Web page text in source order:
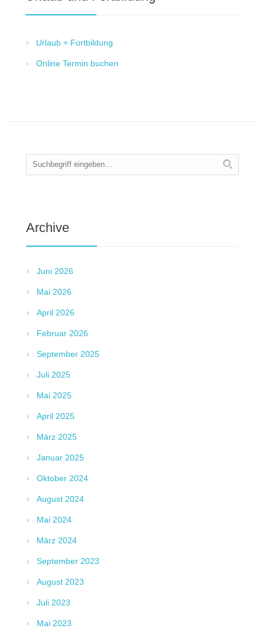
Urlaub + Fortbildung
Online Termin buchen
Archive
Juni 2026
Mai 2026
April 2026
Februar 2026
September 2025
Juli 2025
Mai 2025
April 2025
März 2025
Januar 2025
Oktober 2024
August 2024
Mai 2024
März 2024
September 2023
August 2023
Juli 2023
Mai 2023